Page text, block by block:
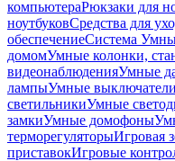
компьютераРюкзаки для
ноутбуковСредства для
обеспечениеСистема
домомУмные колонки,
видеонаблюденияУмные
лампыУмные выключатели
светильникиУмные
замкиУмные домофоны
терморегуляторыИгровая
приставокИгровые